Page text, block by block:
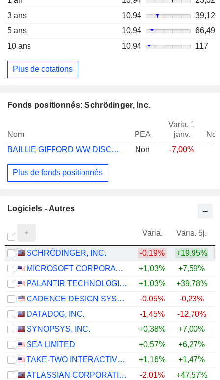
3 ans
10,94
39,12
5 ans
10,94
66,49
10 ans
10,94 117
Plus de cotations
Fonds positionnés: Schrödinger, Inc.
Nom PEA
Varia. 1
janv.
BAILLIE GIFFORD WW DISCOVERY B USD ACC
Non -7,00%
Plus de fonds positionnés
Logiciels - Autres
Varia. Varia. 5j.
SCHRÖDINGER, INC. -0,19% +19,95%
MICROSOFT CORPORATION
+1,03% +7,59%
PALANTIR TECHNOLOGIES INC.
+1,03% +39,78%
CADENCE DESIGN SYSTEMS, INC.
-0,05% -0,23%
DATADOG, INC.
-1,45% -12,70%
SYNOPSYS, INC.
+0,38% +7,00%
SEA LIMITED
+0,57% +6,27%
TAKE-TWO INTERACTIVE SOFTWARE, INC.
+1,16% +1,47%
ATLASSIAN CORPORATION
-2,01% +47,57%